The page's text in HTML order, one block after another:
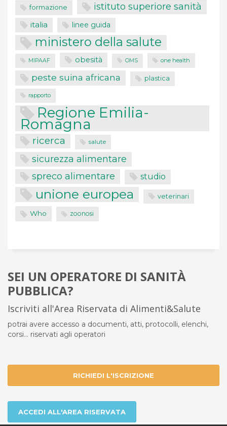
formazione istituto superiore sanità
italia linee guida
ministero della salute
MIPAAF obesità OMS one health
peste suina africana plastica
rapporto
Regione Emilia-
Romagna
ricerca salute
sicurezza alimentare
spreco alimentare studio
unione europea veterinari
Who zoonosi
SEI UN OPERATORE DI SANITÀ
PUBBLICA?
Iscriviti all'Area Riservata di Alimenti&Salute
potrai avere accesso a documenti, atti, protocolli, elenchi,
corsi... riservati agli operatori
RICHIEDI L'ISCRIZIONE
ACCEDI ALL'AREA RISERVATA